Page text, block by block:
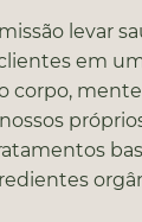
levar
em
corpo,